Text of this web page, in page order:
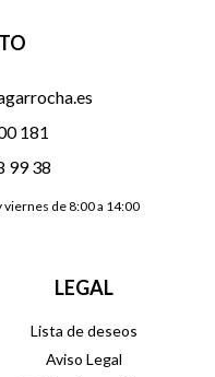
181
99 38
viernes de 8:00 a 14:00
LEGAL
Lista de deseos
Aviso Legal